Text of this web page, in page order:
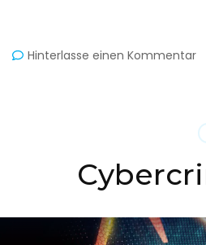
Hinterlasse einen Kommentarzu